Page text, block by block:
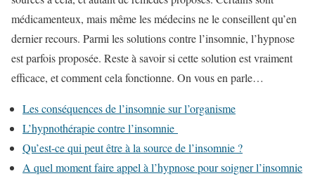
médicamenteux, mais même les médecins ne le conseillent qu’en
dernier recours. Parmi les solutions contre l’insomnie, l’hypnose
est parfois proposée. Reste à savoir si cette solution est vraiment
efficace, et comment cela fonctionne. On vous en parle…
Les conséquences de l’insomnie sur l’organisme
L’hypnothérapie contre l’insomnie
Qu’est-ce qui peut être à la source de l’insomnie ?
A quel moment faire appel à l’hypnose pour soigner l’insomnie